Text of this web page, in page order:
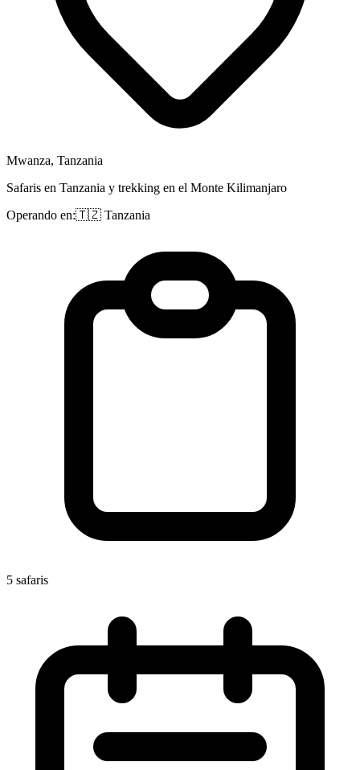
Mwanza, Tanzania
Safaris en Tanzania y trekking en el Monte Kilimanjaro
Operando en:🇹🇿 Tanzania
5 safaris